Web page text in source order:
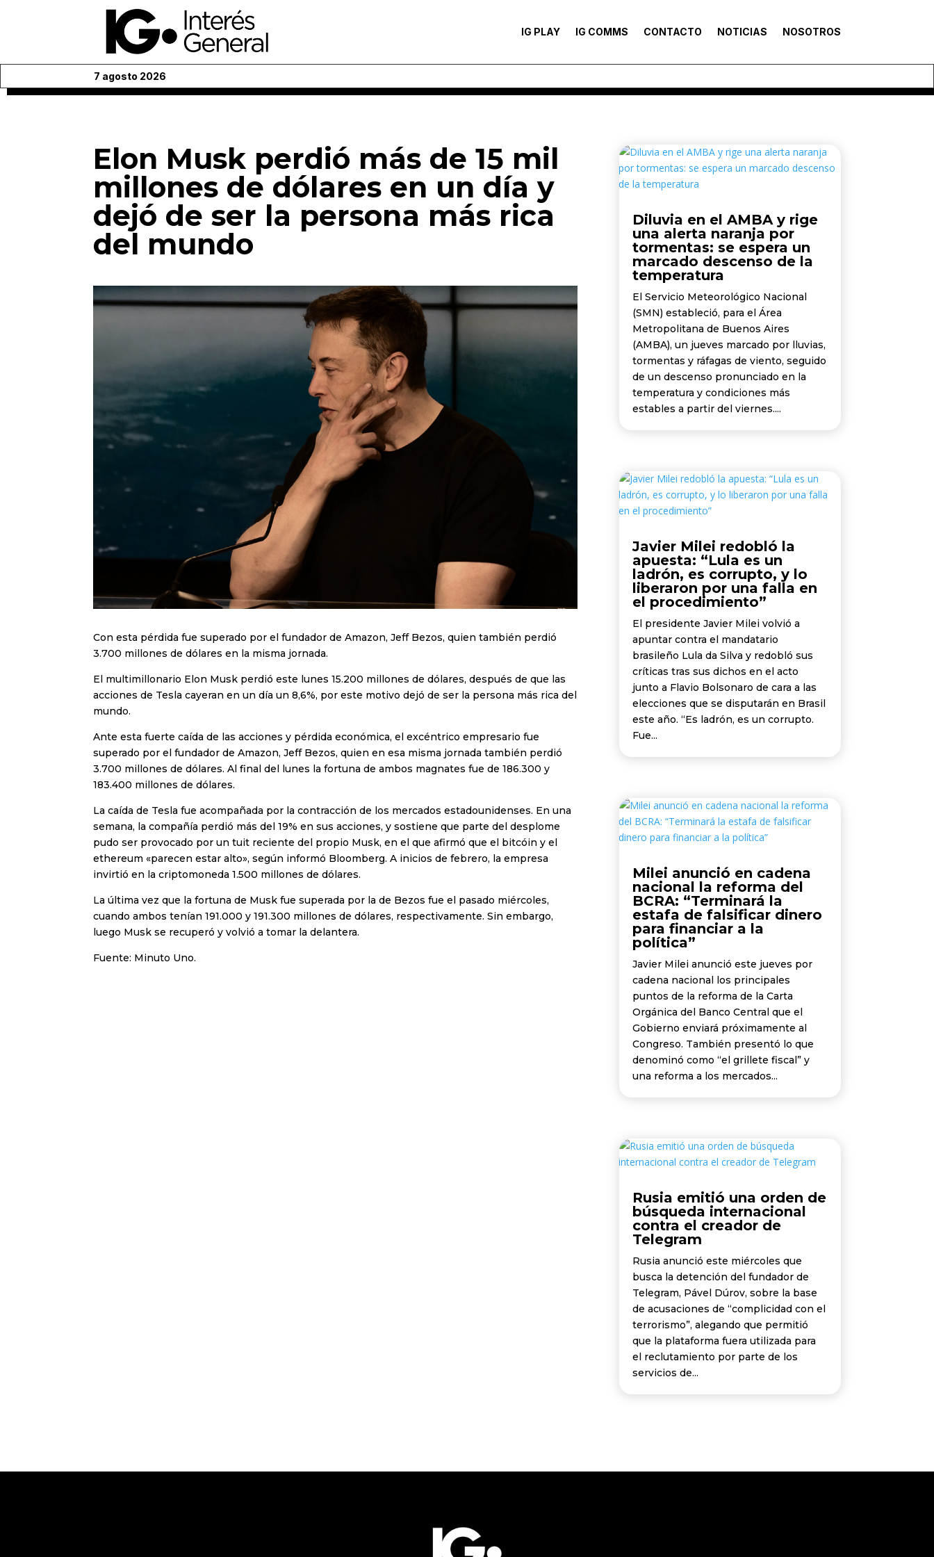
IG PLAY IG COMMS CONTACTO NOTICIAS NOSOTROS
7 agosto 2026
Elon Musk perdió más de 15 mil
millones de dólares en un día y
dejó de ser la persona más rica
del mundo
Con esta pérdida fue superado por el fundador de Amazon, Jeff Bezos, quien también perdió
3.700 millones de dólares en la misma jornada.
El multimillonario Elon Musk perdió este lunes 15.200 millones de dólares, después de que las
acciones de Tesla cayeran en un día un 8,6%, por este motivo dejó de ser la persona más rica del
mundo.
Ante esta fuerte caída de las acciones y pérdida económica, el excéntrico empresario fue
superado por el fundador de Amazon, Jeff Bezos, quien en esa misma jornada también perdió
3.700 millones de dólares. Al final del lunes la fortuna de ambos magnates fue de 186.300 y
183.400 millones de dólares.
La caída de Tesla fue acompañada por la contracción de los mercados estadounidenses. En una
semana, la compañía perdió más del 19% en sus acciones, y sostiene que parte del desplome
pudo ser provocado por un tuit reciente del propio Musk, en el que afirmó que el bitcóin y el
ethereum «parecen estar alto», según informó Bloomberg. A inicios de febrero, la empresa
invirtió en la criptomoneda 1.500 millones de dólares.
La última vez que la fortuna de Musk fue superada por la de Bezos fue el pasado miércoles,
cuando ambos tenían 191.000 y 191.300 millones de dólares, respectivamente. Sin embargo,
luego Musk se recuperó y volvió a tomar la delantera.
Fuente: Minuto Uno.
Diluvia en el AMBA y rige
una alerta naranja por
tormentas: se espera un
marcado descenso de la
temperatura
El Servicio Meteorológico Nacional
(SMN) estableció, para el Área
Metropolitana de Buenos Aires
(AMBA), un jueves marcado por lluvias,
tormentas y ráfagas de viento, seguido
de un descenso pronunciado en la
temperatura y condiciones más
estables a partir del viernes....
Javier Milei redobló la
apuesta: “Lula es un
ladrón, es corrupto, y lo
liberaron por una falla en
el procedimiento”
El presidente Javier Milei volvió a
apuntar contra el mandatario
brasileño Lula da Silva y redobló sus
críticas tras sus dichos en el acto
junto a Flavio Bolsonaro de cara a las
elecciones que se disputarán en Brasil
este año. “Es ladrón, es un corrupto.
Fue...
Milei anunció en cadena
nacional la reforma del
BCRA: “Terminará la
estafa de falsificar dinero
para financiar a la
política”
Javier Milei anunció este jueves por
cadena nacional los principales
puntos de la reforma de la Carta
Orgánica del Banco Central que el
Gobierno enviará próximamente al
Congreso. También presentó lo que
denominó como “el grillete fiscal” y
una reforma a los mercados...
Rusia emitió una orden de
búsqueda internacional
contra el creador de
Telegram
Rusia anunció este miércoles que
busca la detención del fundador de
Telegram, Pável Dúrov, sobre la base
de acusaciones de “complicidad con el
terrorismo”, alegando que permitió
que la plataforma fuera utilizada para
el reclutamiento por parte de los
servicios de...